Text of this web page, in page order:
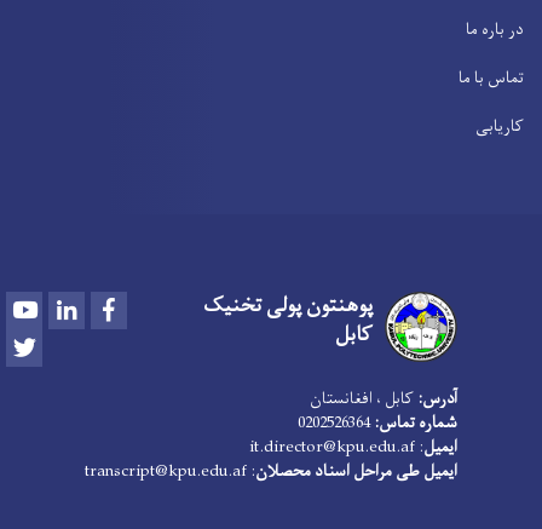
در باره ما
تماس با ما
کاریابی
پوهنتون پولی تخنیک
کابل
YoutubeLinkedIn
آدرس: کابل ، افغانستان
شماره تماس:0202526364
ایمیل:
it.director@kpu.edu.af
ایمیل طی مراحل اسناد محصلان:
transcript@kpu.edu.af